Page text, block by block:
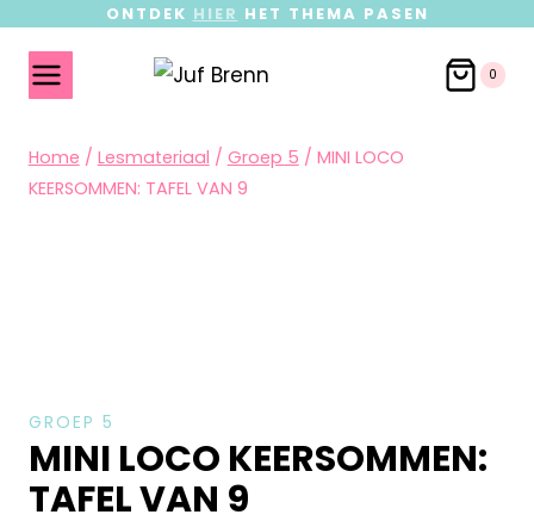
ONTDEK HIER HET THEMA PASEN
0
Home / Lesmateriaal / Groep 5 / MINI LOCO
KEERSOMMEN: TAFEL VAN 9
GROEP 5
MINI LOCO KEERSOMMEN:
TAFEL VAN 9